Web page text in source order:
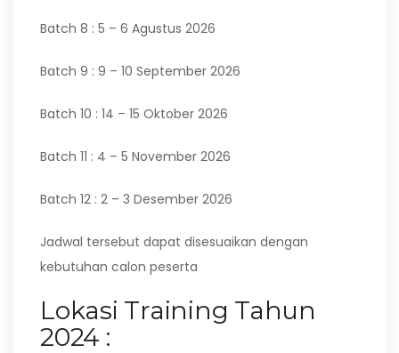
Batch 8 : 5 – 6 Agustus 2026
Batch 9 : 9 – 10 September 2026
Batch 10 : 14 – 15 Oktober 2026
Batch 11 : 4 – 5 November 2026
Batch 12 : 2 – 3 Desember 2026
Jadwal tersebut dapat disesuaikan dengan
kebutuhan calon peserta
Lokasi Training Tahun
2024 :